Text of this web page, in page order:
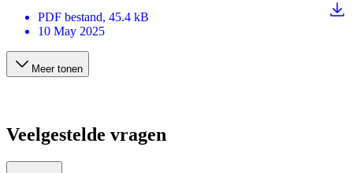
PDF bestand, 45.4 kB
10 May 2025
Meer tonen
Veelgestelde vragen